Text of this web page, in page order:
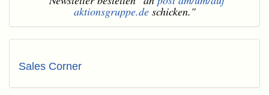
aktionsgruppe.deschicken."
Sales Corner